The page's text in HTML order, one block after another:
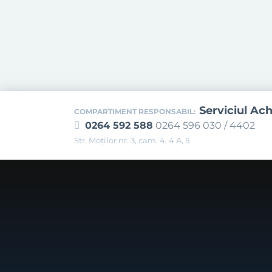
COMPARTIMENT RESPONSABIL: Serviciul
0264 592 588 0264 596 030 / 4402
Str. Moţilor nr. 3, cam. 4, 4 A, 5